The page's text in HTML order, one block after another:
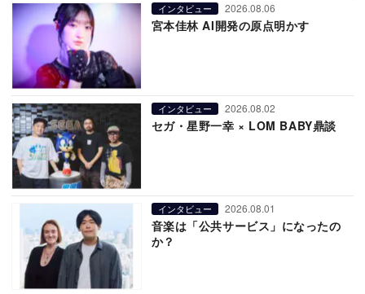
インタビュー 2026.08.06
宮本佳林 AI開発の原点明かす
インタビュー 2026.08.02
セガ・星野一幸 × LOM BABY鼎談
インタビュー 2026.08.01
音楽は「公共サービス」になったの
か？